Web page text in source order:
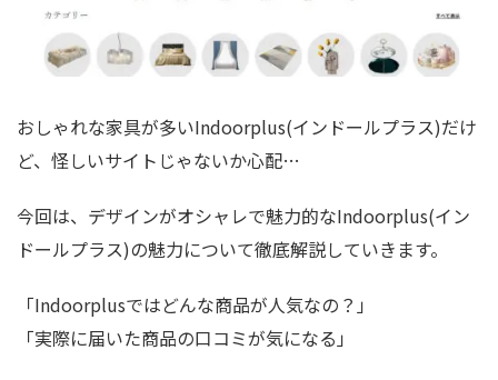
おしゃれな家具が多いIndoorplus(インドールプラス)だけ
ど、怪しいサイトじゃないか心配…
今回は、デザインがオシャレで魅力的なIndoorplus(イン
ドールプラス)の魅力について徹底解説していきます。
「Indoorplusではどんな商品が人気なの？」
「実際に届いた商品の口コミが気になる」